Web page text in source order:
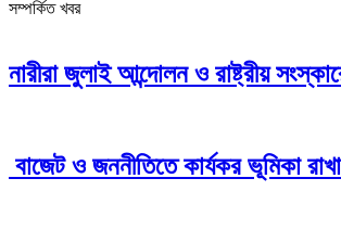
সম্পর্কিত খবর
নারীরা জুলাই আন্দোলন ও রাষ্ট্রীয়
বাজেট ও জননীতিতে কার্যকর ভূমিকা